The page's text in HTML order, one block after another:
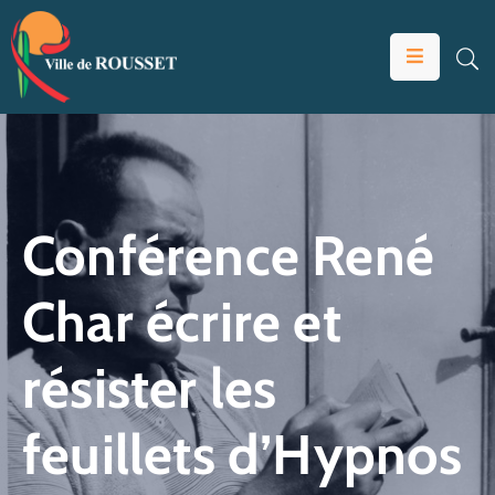
VOTRE
VIVRE
ROUSSET
ÉDUCATION
ET
JEUNESSE
SOLIDARITÉS
ÉCONOMIE
ANIMATION
Conférence René
Char écrire et
résister les
feuillets d’Hypnos